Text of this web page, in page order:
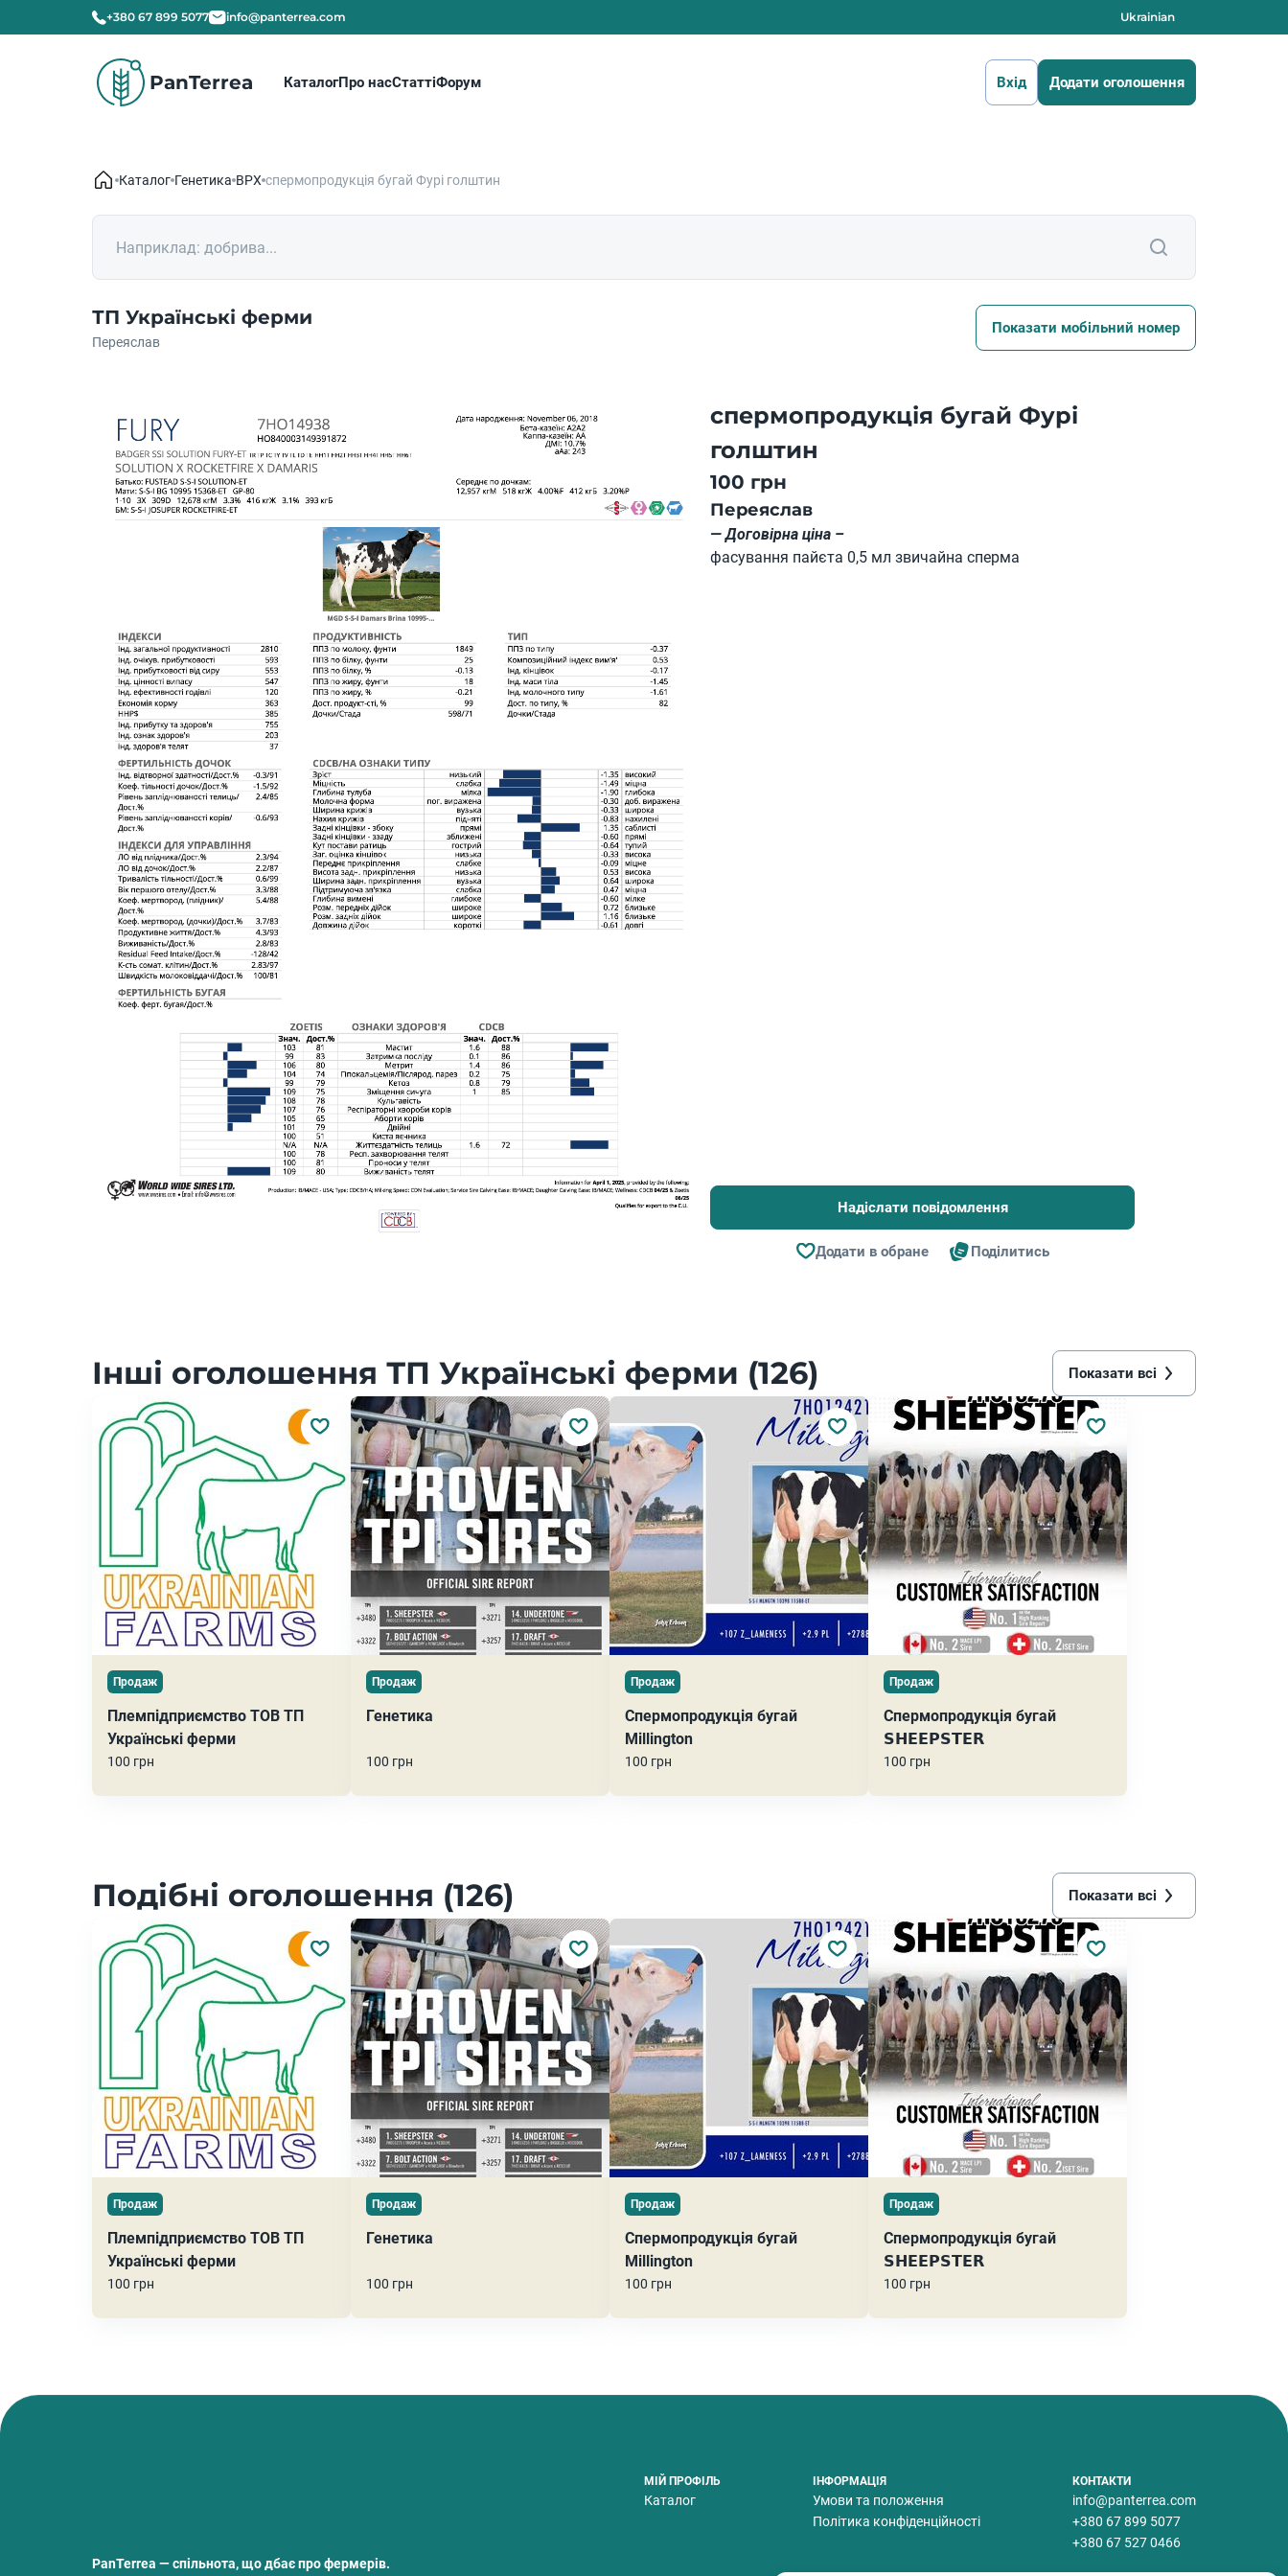
+380 67 899 5077 info@panterrea.com Ukrainian
PanTerrea КаталогПро насСтаттіФорум Вхід Додати оголошення
Каталог Генетика ВРХ спермопродукція бугай Фурі голштин
ТП Українські ферми
Переяслав
Показати мобільний номер
спермопродукція бугай Фурі
голштин
100 грн
Переяслав
— Договірна ціна –
фасування пайєта 0,5 мл звичайна сперма
Надіслати повідомлення
Додати в обране Поділитись
Інші оголошення ТП Українські ферми (126) Показати всі
Продаж
Племпідприємство ТОВ ТП
Українські ферми
100 грн
Продаж
Генетика
100 грн
Продаж
Спермопродукція бугай
Millington
100 грн
Продаж
Спермопродукція бугай
𝗦𝗛𝗘𝗘𝗣𝗦𝗧𝗘𝗥
100 грн
Подібні оголошення (126) Показати всі
Продаж
Племпідприємство ТОВ ТП
Українські ферми
100 грн
Продаж
Генетика
100 грн
Продаж
Спермопродукція бугай
Millington
100 грн
Продаж
Спермопродукція бугай
𝗦𝗛𝗘𝗘𝗣𝗦𝗧𝗘𝗥
100 грн
PanTerrea — спільнота, що дбає про фермерів.
МІЙ ПРОФІЛЬ
Каталог
ІНФОРМАЦІЯ
Умови та положення
Політика конфіденційності
КОНТАКТИ
info@panterrea.com
+380 67 899 5077
+380 67 527 0466